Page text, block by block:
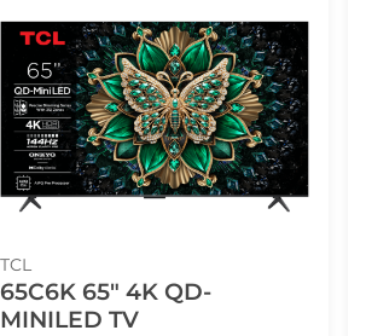
TCL
65C6K 65" 4K QD-
MINILED TV